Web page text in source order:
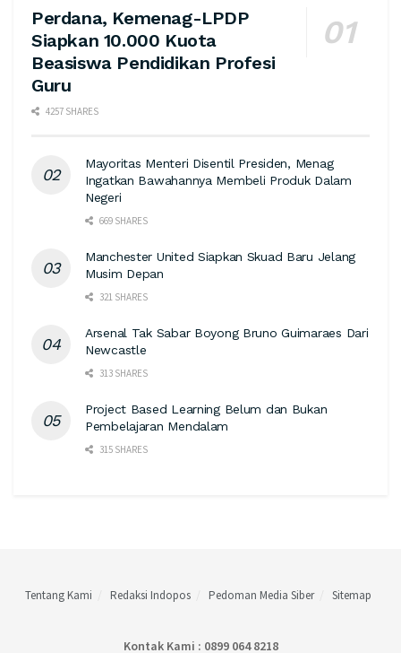
Perdana, Kemenag-LPDP
Siapkan 10.000 Kuota
Beasiswa Pendidikan Profesi
Guru
4257 SHARES
Mayoritas Menteri Disentil Presiden, Menag
Ingatkan Bawahannya Membeli Produk Dalam
Negeri
669 SHARES
Manchester United Siapkan Skuad Baru Jelang
Musim Depan
321 SHARES
Arsenal Tak Sabar Boyong Bruno Guimaraes Dari
Newcastle
313 SHARES
Project Based Learning Belum dan Bukan
Pembelajaran Mendalam
315 SHARES
Tentang Kami Redaksi Indopos Pedoman Media Siber Sitemap
Kontak Kami : 0899 064 8218